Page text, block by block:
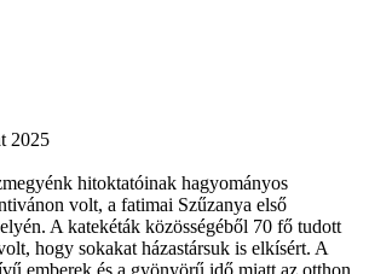
2025
hitoktatóinak hagyományos
volt, a fatimai Szűzanya első
A katekéták közösségéből 70 fő tudott
hogy sokakat házastársuk is elkísért. A
emberek és a gyönyörű idő miatt az otthon